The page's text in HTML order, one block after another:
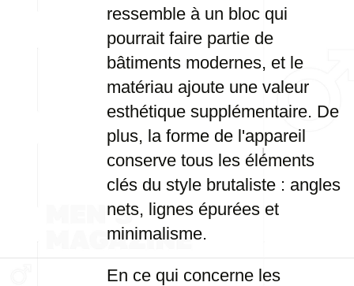
ressemble à un bloc qui
pourrait faire partie de
bâtiments modernes, et le
matériau ajoute une valeur
esthétique supplémentaire. De
plus, la forme de l'appareil
conserve tous les éléments
clés du style brutaliste : angles
nets, lignes épurées et
minimalisme.
En ce qui concerne les